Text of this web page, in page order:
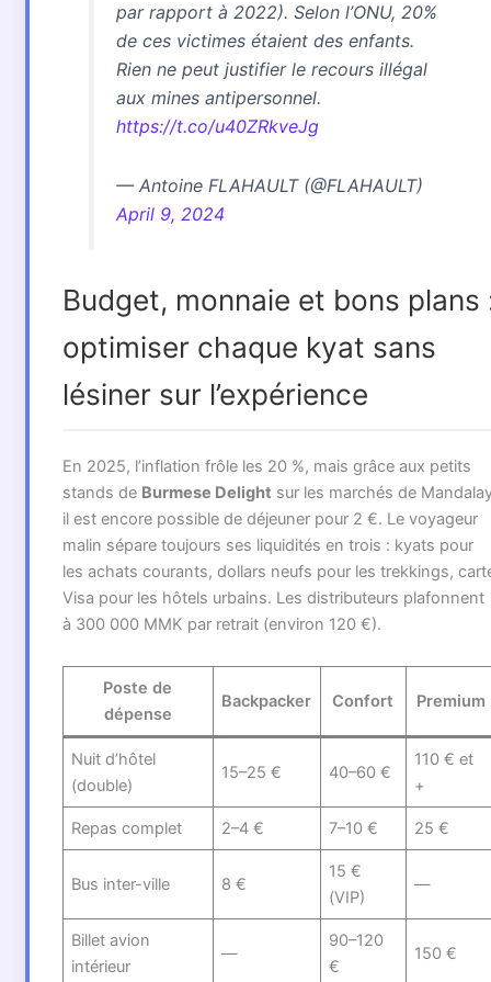
par rapport à 2022). Selon l’ONU, 20%
de ces victimes étaient des enfants.
Rien ne peut justifier le recours illégal
aux mines antipersonnel.
https://t.co/u40ZRkveJg
— Antoine FLAHAULT (@FLAHAULT)
April 9, 2024
Budget, monnaie et bons plans
optimiser chaque kyat sans
lésiner sur l’expérience
En 2025, l’inflation frôle les 20 %, mais grâce aux petits
stands de Burmese Delight sur les marchés de
il est encore possible de déjeuner pour 2 €. Le voyageur
malin sépare toujours ses liquidités en trois : kyats pour
les achats courants, dollars neufs pour les trekkings,
Visa pour les hôtels urbains. Les distributeurs plafonnent
à 300 000 MMK par retrait (environ 120 €).
Poste de
dépense
Backpacker Confort Premium
Nuit d’hôtel
(double)
15–25 € 40–60 €
110 € et
+
Repas complet 2–4 € 7–10 € 25 €
Bus inter-ville 8 €
15 €
(VIP)
—
Billet avion
intérieur
—
90–120
€
150 €